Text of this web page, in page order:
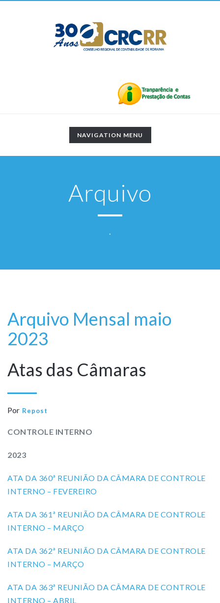
TOGGLE
NAVIGATION
NAVIGATION MENU
Arquivo
.
Arquivo Mensal maio
2023
Atas das Câmaras
Por Repost
CONTROLE INTERNO
2023
ATA DA 360ª REUNIÃO DA CÂMARA DE CONTROLE
INTERNO – FEVEREIRO
ATA DA 361ª REUNIÃO DA CÂMARA DE CONTROLE
INTERNO – MARÇO
ATA DA 362ª REUNIÃO DA CÂMARA DE CONTROLE
INTERNO – MARÇO
ATA DA 363ª REUNIÃO DA CÂMARA DE CONTROLE
INTERNO – ABRIL